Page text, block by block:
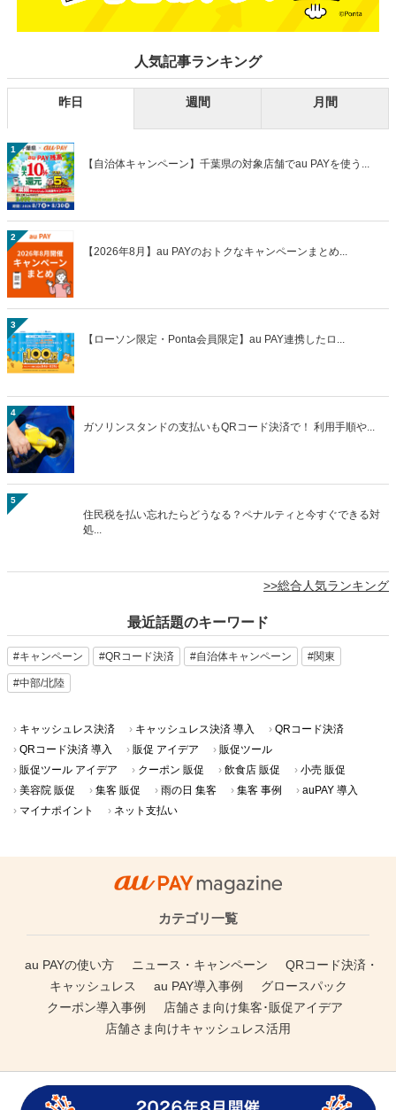
人気記事ランキング
昨日 週間 月間
1
【自治体キャンペーン】千葉県の対象店舗でau PAYを使う...
2
【2026年8月】au PAYのおトクなキャンペーンまとめ...
3
【ローソン限定・Ponta会員限定】au PAY連携したロ...
4
ガソリンスタンドの支払いもQRコード決済で！ 利用手順や...
5
住民税を払い忘れたらどうなる？ペナルティと今すぐできる対
処...
>>総合人気ランキング
最近話題のキーワード
#キャンペーン #QRコード決済 #自治体キャンペーン #関東
#中部/北陸
キャッシュレス決済 キャッシュレス決済 導入
QRコード決済
QRコード決済 導入
販促 アイデア
販促ツール
販促ツール アイデア
クーポン 販促 飲食店 販促
小売 販促
美容院 販促
集客 販促 雨の日 集客 集客 事例
auPAY 導入
マイナポイント
ネット支払い
カテゴリ一覧
au PAYの使い方 ニュース・キャンペーン
QRコード決済・
キャッシュレス
au PAY導入事例
グロースパック
クーポン導入事例
店舗さま向け集客･販促アイデア
店舗さま向けキャッシュレス活用